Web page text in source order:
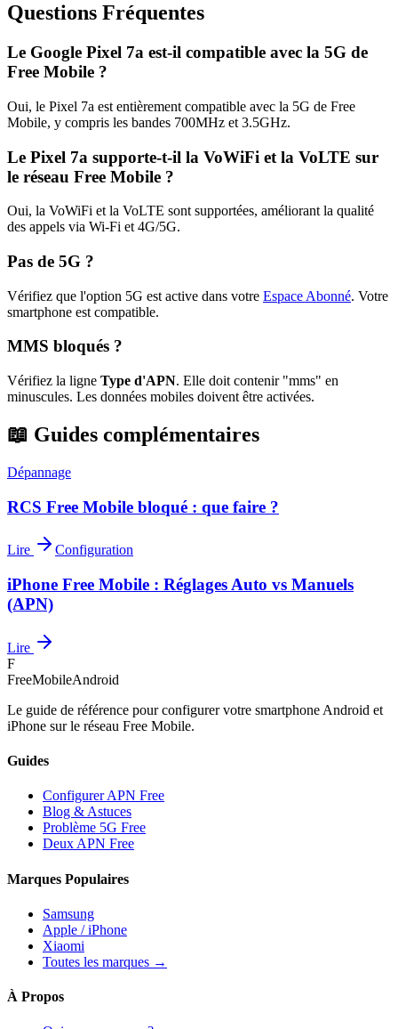
Questions Fréquentes
Le Google Pixel 7a est-il compatible avec la 5G de
Free Mobile ?
Oui, le Pixel 7a est entièrement compatible avec la 5G de Free
Mobile, y compris les bandes 700MHz et 3.5GHz.
Le Pixel 7a supporte-t-il la VoWiFi et la VoLTE sur
le réseau Free Mobile ?
Oui, la VoWiFi et la VoLTE sont supportées, améliorant la qualité
des appels via Wi-Fi et 4G/5G.
Pas de 5G ?
Vérifiez que l'option 5G est active dans votre Espace Abonné. Votre
smartphone est compatible.
MMS bloqués ?
Vérifiez la ligne Type d'APN. Elle doit contenir "mms" en
minuscules. Les données mobiles doivent être activées.
📖 Guides complémentaires
Dépannage
RCS Free Mobile bloqué : que faire ?
Lire Configuration
iPhone Free Mobile : Réglages Auto vs Manuels
(APN)
Lire
F
FreeMobileAndroid
Le guide de référence pour configurer votre smartphone Android et
iPhone sur le réseau Free Mobile.
Guides
Configurer APN Free
Blog & Astuces
Problème 5G Free
Deux APN Free
Marques Populaires
Samsung
Apple / iPhone
Xiaomi
Toutes les marques →
À Propos